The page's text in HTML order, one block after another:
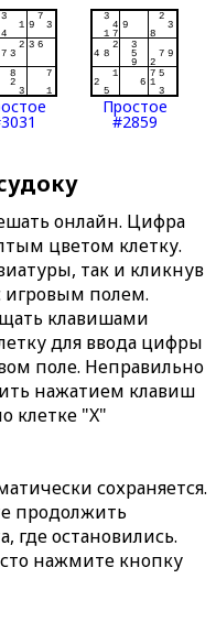
Простое
#2859
онлайн. Цифра
цветом клетку.
так и кликнув
игровым полем.
клавишами
для ввода цифры
поле. Неправильно
нажатием клавиш
клетке "X"
сохраняется.
продолжить
где остановились.
нажмите кнопку